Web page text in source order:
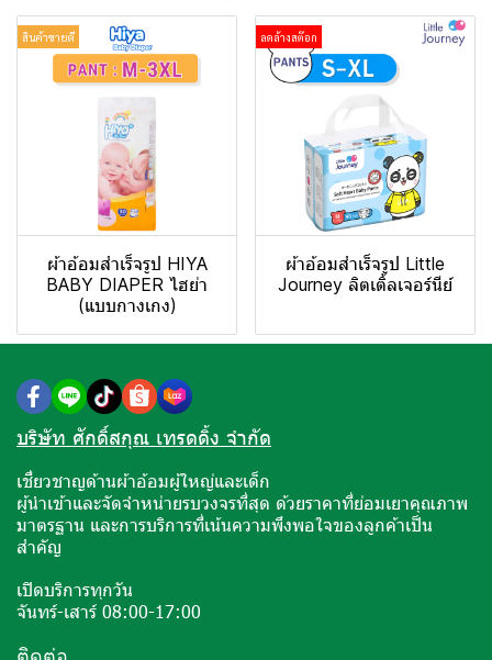
สินค้าขายดี
ผ้าอ้อมสำเร็จรูป HIYA
BABY DIAPER ไฮย่า
(แบบกางเกง)
ลดล้างสต๊อก
ผ้าอ้อมสำเร็จรูป Little
Journey ลิตเติ้ลเจอร์นีย์
บริษัท ศักดิ์สกุณ เทรดดิ้ง จำกัด
เชี่ยวชาญด้านผ้าอ้อมผู้ใหญ่และเด็ก
ผู้นำเข้าและจัดจำหน่ายรบวงจรที่สุด ด้วยราคาที่ย่อมเยาคุณภาพ
มาตรฐาน และการบริการที่เน้นความพึงพอใจของลูกค้าเป็น
สำคัญ
เปิดบริการทุกวัน
จันทร์-เสาร์ 08:00-17:00